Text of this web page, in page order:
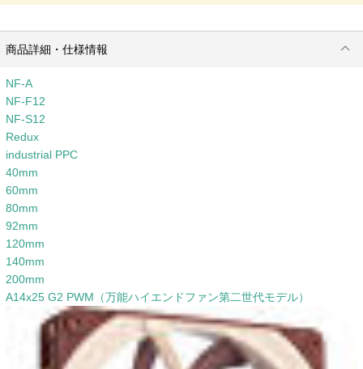
商品詳細・仕様情報
NF-A
NF-F12
NF-S12
Redux
industrial PPC
40mm
60mm
80mm
92mm
120mm
140mm
200mm
A14x25 G2 PWM（万能ハイエンドファン第二世代モデル）